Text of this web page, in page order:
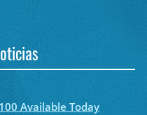
Available Today